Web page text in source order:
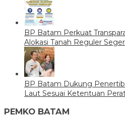
BP Batam Perkuat
Alokasi Tanah Reguler
BP Batam Dukung
Laut Sesuai Ketentuan
PEMKO BATAM